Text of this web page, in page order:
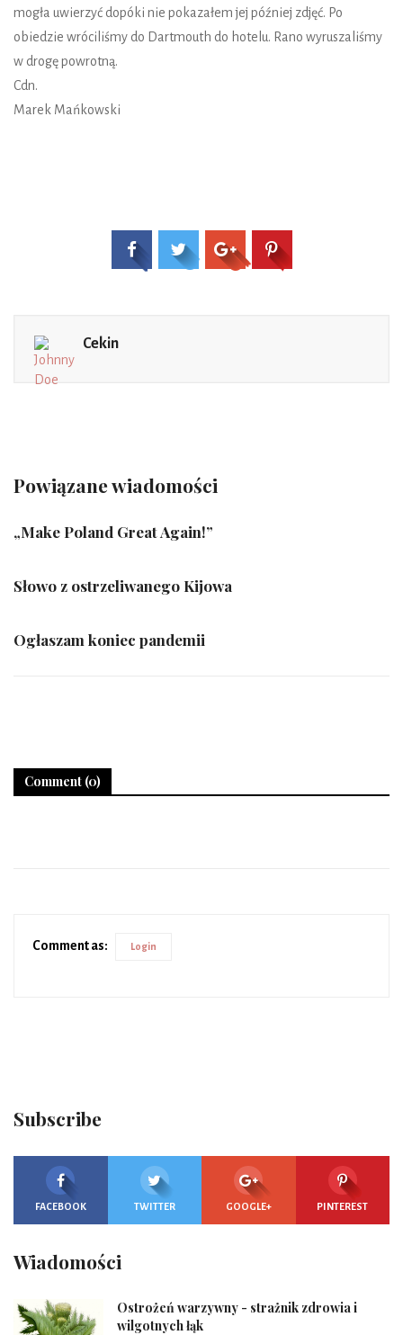
mogła uwierzyć dopóki nie pokazałem jej później zdjęć. Po
obiedzie wróciliśmy do Dartmouth do hotelu. Rano wyruszaliśmy
w drogę powrotną.
Cdn.
Marek Mańkowski
Cekin
Powiązane wiadomości
„Make Poland Great Again!”
Słowo z ostrzeliwanego Kijowa
Ogłaszam koniec pandemii
Comment (0)
Comment as: Login
Subscribe
FACEBOOK TWITTER GOOGLE+ PINTEREST
Wiadomości
Ostrożeń warzywny - strażnik zdrowia i
wilgotnych łąk